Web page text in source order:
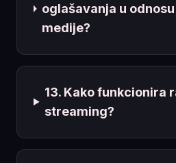
oglašavanja u
medije?
13. Kako funkcionira
streaming?